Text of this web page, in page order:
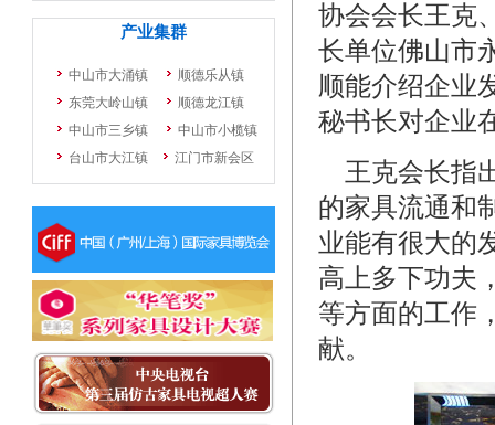
协会会长王克
长单位佛山市
顺能介绍企业
秘书长对企业
王克会长指
的家具流通和
业能有很大的
高上多下功夫
等方面的工作
献。